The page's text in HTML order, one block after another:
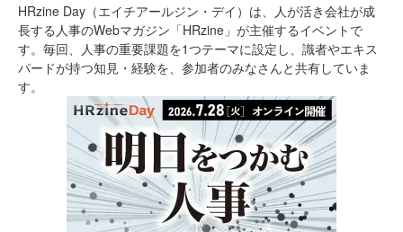
HRzine Day（エイチアールジン・デイ）は、人が活き会社が成
長する人事のWebマガジン「HRzine」が主催するイベントで
す。毎回、人事の重要課題を1つテーマに設定し、識者やエキス
パードが持つ知見・経験を、参加者のみなさんと共有していま
す。